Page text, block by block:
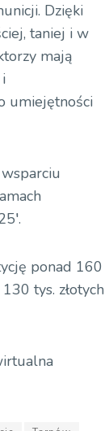
Dzięki
taniej i w
mają
umiejętności
ponad 160
tys. złotych